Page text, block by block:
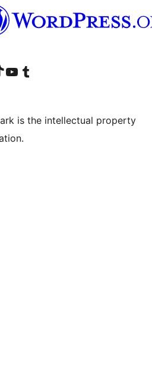
в LinkedIn
учётную запись в TikTok
Посетите наш канал YouTube
Посетите нашу учётную запись в Tumblr
is the intellectual property